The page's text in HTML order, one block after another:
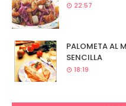
22:57
PALOMETA AL
SENCILLA
18:19